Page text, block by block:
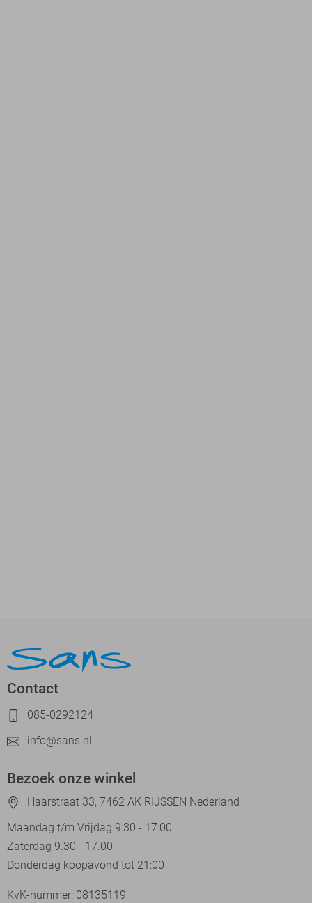
Contact
085-0292124
info@sans.nl
Bezoek onze winkel
Haarstraat 33, 7462 AK RIJSSEN Nederland
Maandag t/m Vrijdag 9:30 - 17:00
Zaterdag 9.30 - 17.00
Donderdag koopavond tot 21:00
KvK-nummer: 08135119